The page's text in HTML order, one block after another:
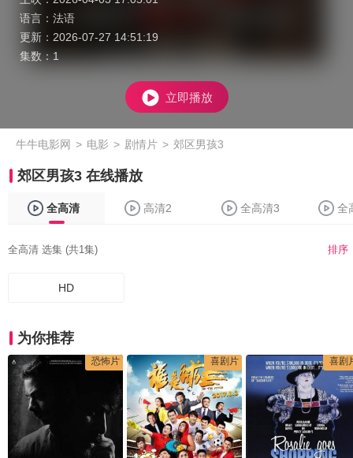
语言： 法语
更新： 2026-07-27 14:51:19
集数：1
立即播放
牛牛电影网 > 电影 > 剧情片 > 郊区男孩3
郊区男孩3 在线播放
全高清 高清2 全高清3 全
全高清 选集 (共1集) 排序
HD
为你推荐
恐怖片 喜剧片 喜剧